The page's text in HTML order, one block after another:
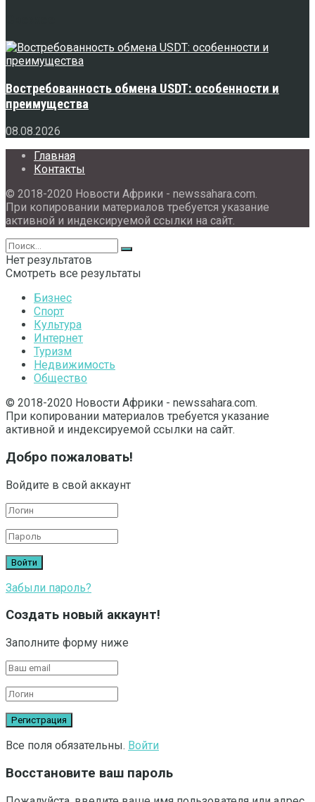
Востребованность обмена USDT: особенности и
преимущества
08.08.2026
Главная
Контакты
© 2018-2020 Новости Африки - newssahara.com.
При копировании материалов требуется указание
активной и индексируемой ссылки на сайт.
Нет результатов
Смотреть все результаты
Бизнес
Спорт
Культура
Интернет
Туризм
Недвижимость
Общество
© 2018-2020 Новости Африки - newssahara.com.
При копировании материалов требуется указание
активной и индексируемой ссылки на сайт.
Добро пожаловать!
Войдите в свой аккаунт
Забыли пароль?
Создать новый аккаунт!
Заполните форму ниже
Все поля обязательны. Войти
Восстановите ваш пароль